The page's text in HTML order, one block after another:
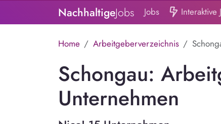
NachhaltigeJobs Jobs Interaktive
Home Arbeitgeberverzeichnis
Schongau:
Unternehmen